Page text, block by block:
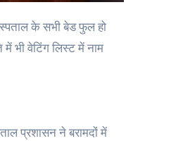
भी वेटिंग लिस्ट में नाम
प्रशासन ने बरामदों में